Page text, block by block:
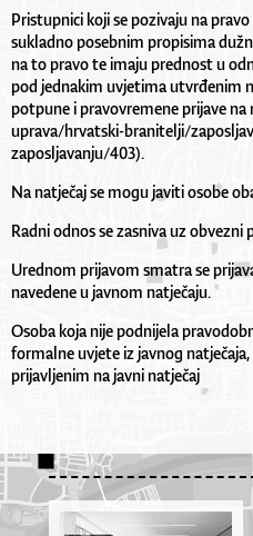
Pristupnici koji se pozivaju na
sukladno posebnim propisima
na to pravo te imaju prednost u
pod jednakim uvjetima utvrđenim
potpune i pravovremene prijave
uprava/hrvatski-branitelji/
zaposljavanju/403).
Na natječaj se mogu javiti osobe
Radni odnos se zasniva uz obvezni
Urednom prijavom smatra se
navedene u javnom natječaju.
Osoba koja nije podnijela
formalne uvjete iz javnog
prijavljenim na javni natječaj